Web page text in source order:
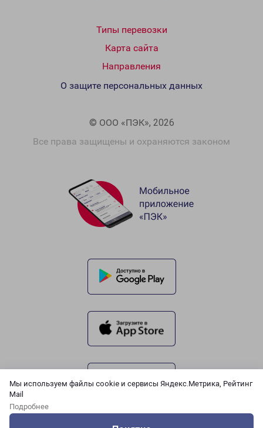
Мы используем файлы cookie и сервисы Яндекс.Метрика, Рейтинг
Mail
Подробнее
Типы перевозки
Карта сайта
Направления
© ООО «ПЭК», 2026
Все права защищены и охраняются законом
О защите персональных данных